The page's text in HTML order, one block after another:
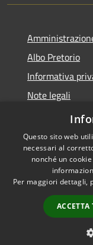
Albo Pretorio
Informativa
Note legali
Dichiarazione
Accessibilità
Questo sito web
necessari al
nonché un
Per maggiori dettagli,
ACCETTA